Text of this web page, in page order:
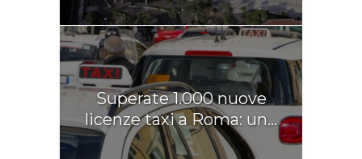
Superate 1.000 nuove
licenze taxi a Roma: un...